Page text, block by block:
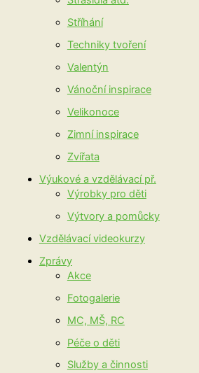
Stříhání
Techniky tvoření
Valentýn
Vánoční inspirace
Velikonoce
Zimní inspirace
Zvířata
Výukové a vzdělávací př.
Výrobky pro děti
Výtvory a pomůcky
Vzdělávací videokurzy
Zprávy
Akce
Fotogalerie
MC, MŠ, RC
Péče o děti
Služby a činnosti